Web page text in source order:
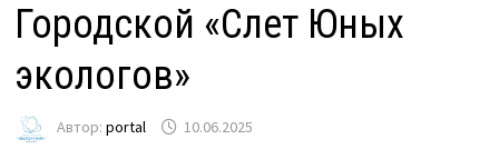
Городской «Слет Юных
экологов»
Автор: portal 10.06.2025